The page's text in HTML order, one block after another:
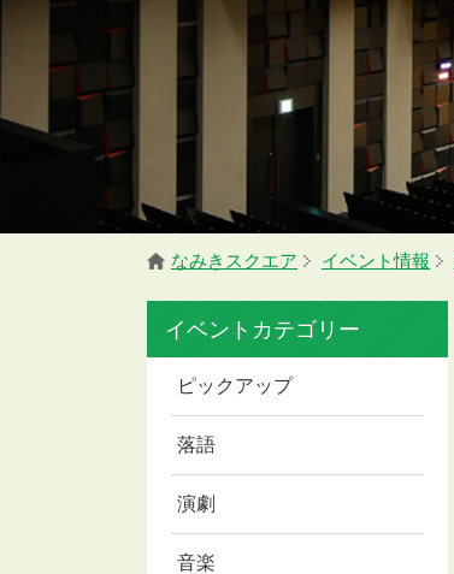
なみきスクエア イベント情報
イベントカテゴリー
ピックアップ
落語
演劇
音楽